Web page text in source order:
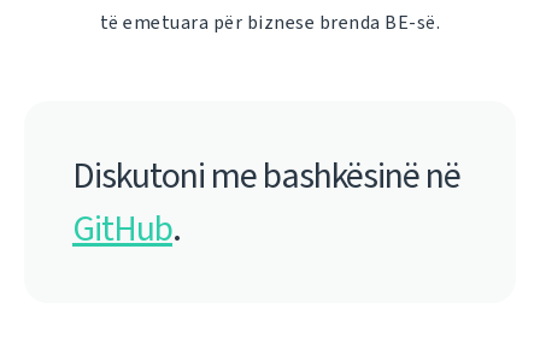
të emetuara për biznese brenda BE-së.
Diskutoni me bashkësinë në
GitHub.